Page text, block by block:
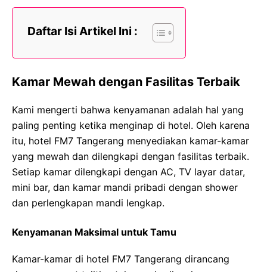
Daftar Isi Artikel Ini :
Kamar Mewah dengan Fasilitas Terbaik
Kami mengerti bahwa kenyamanan adalah hal yang
paling penting ketika menginap di hotel. Oleh karena
itu, hotel FM7 Tangerang menyediakan kamar-kamar
yang mewah dan dilengkapi dengan fasilitas terbaik.
Setiap kamar dilengkapi dengan AC, TV layar datar,
mini bar, dan kamar mandi pribadi dengan shower
dan perlengkapan mandi lengkap.
Kenyamanan Maksimal untuk Tamu
Kamar-kamar di hotel FM7 Tangerang dirancang